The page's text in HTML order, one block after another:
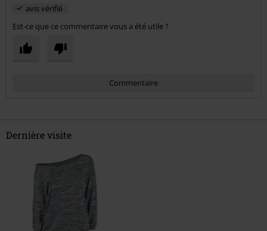
avis vérifié
Est-ce que ce commentaire vous a été utile ?
Commentaire
Envoyer le commentaire
Dernière visite